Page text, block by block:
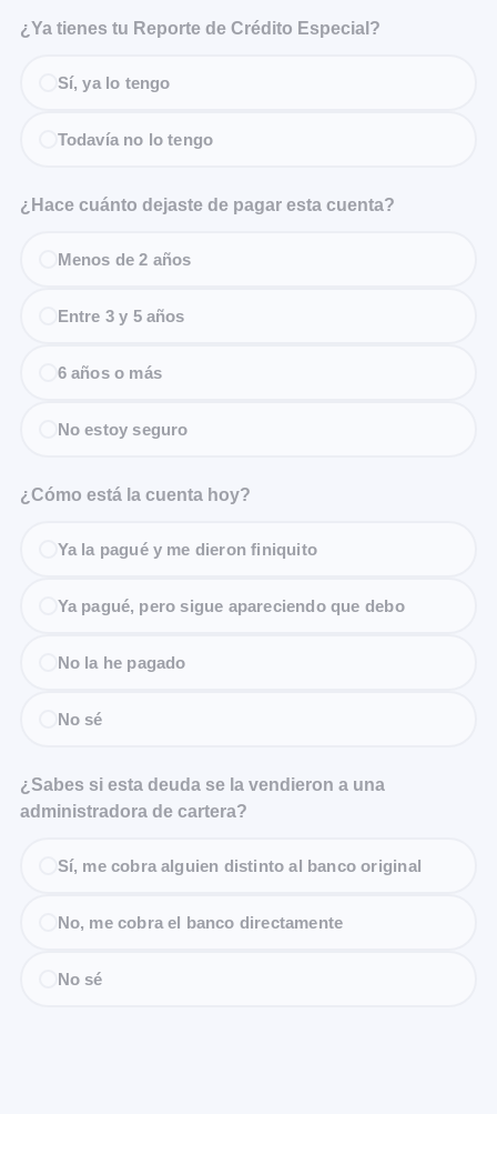
¿Ya tienes tu Reporte de Crédito Especial?
Sí, ya lo tengo
Todavía no lo tengo
¿Hace cuánto dejaste de pagar esta cuenta?
Menos de 2 años
Entre 3 y 5 años
6 años o más
No estoy seguro
¿Cómo está la cuenta hoy?
Ya la pagué y me dieron finiquito
Ya pagué, pero sigue apareciendo que debo
No la he pagado
No sé
¿Sabes si esta deuda se la vendieron a una
administradora de cartera?
Sí, me cobra alguien distinto al banco original
No, me cobra el banco directamente
No sé